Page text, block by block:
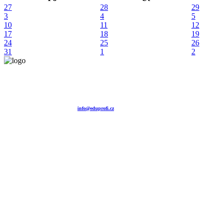
27
28 29
3
4 5
10
11 12
17
18 19
24
25 26
31
1 2
info@eduprofi.cz